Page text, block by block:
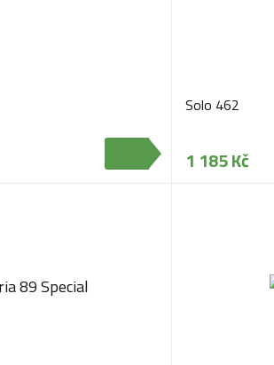
Solo 462
1 185 Kč